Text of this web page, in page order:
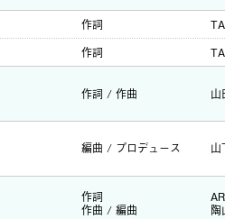
作詞
作詞
作詞 / 作曲 山
編曲 / プロデュース 山
作詞
作曲 / 編曲
陶